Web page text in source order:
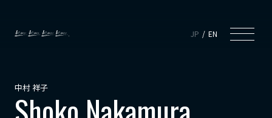
JP EN
中村 祥子